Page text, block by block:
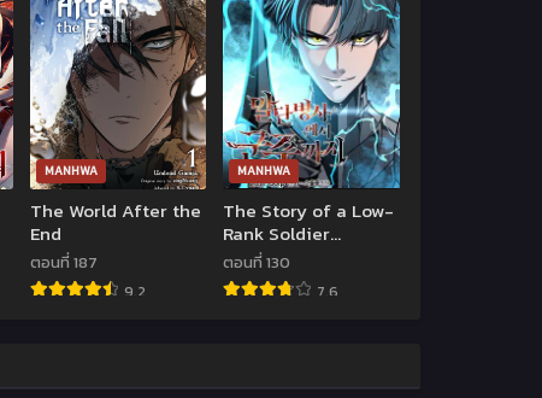
MANHWA
The World After the
End
ตอนที่ 187
9.2
MANHWA
The Story of a Low-
Rank Soldier
Becoming a
Monarch
ตอนที่ 130
7.6